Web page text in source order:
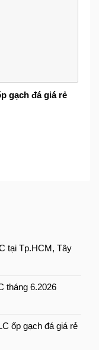
gạch đá giá rẻ
tại Tp.HCM, Tây
tháng 6.2026
ốp gạch đá giá rẻ